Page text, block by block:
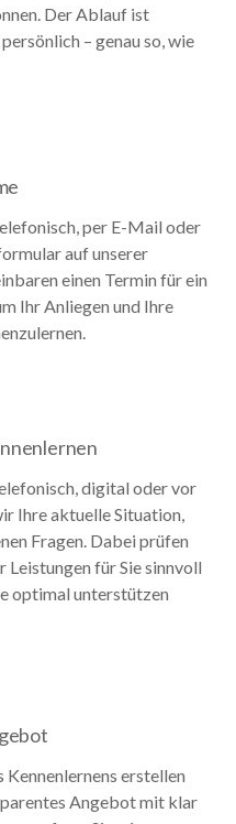
Der Ablauf ist
– genau so, wie
per E-Mail oder
auf unserer
einen Termin für ein
Ihr Anliegen und Ihre
digital oder vor
Ihre aktuelle Situation,
Fragen. Dabei prüfen
Leistungen für Sie sinnvoll
optimal unterstützen
Kennenlernens erstellen
Angebot mit klar